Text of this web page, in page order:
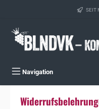
SEIT
Navigation